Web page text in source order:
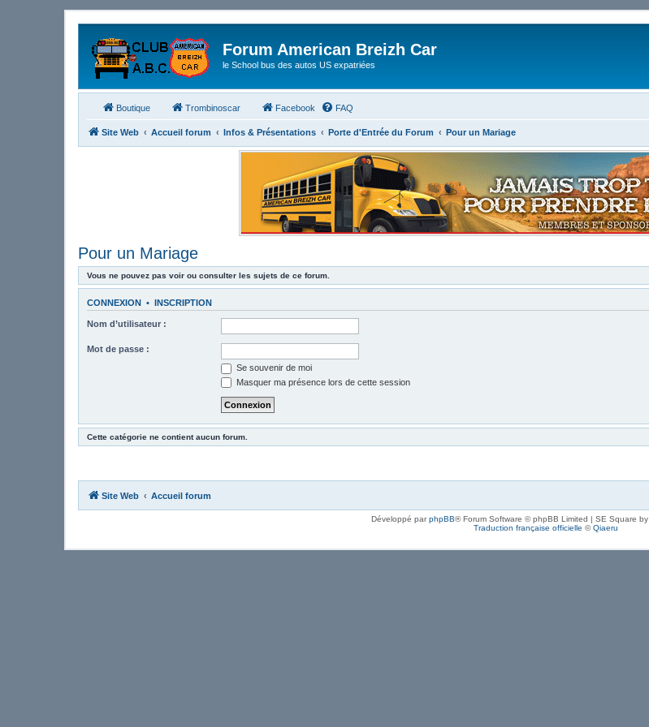
Forum American Breizh Car
le School bus des autos US expatriées
Boutique Trombinoscar Facebook FAQ
Site Web Accueil forum Infos & Présentations Porte d'Entrée du Forum Pour un Mariage
Pour un Mariage
Vous ne pouvez pas voir ou consulter les sujets de ce forum.
CONNEXION • INSCRIPTION
Nom d’utilisateur :
Mot de passe :
Se souvenir de moi
Masquer ma présence lors de cette session
Cette catégorie ne contient aucun forum.
Site Web Accueil forum
Développé parphpBB® Forum Software © phpBB Limited | SE Square by
Traduction française officielle ©Qiaeru